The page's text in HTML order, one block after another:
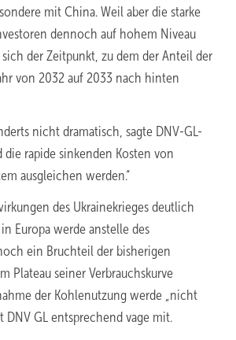
mit China. Weil aber die starke
dennoch auf hohem Niveau
der Zeitpunkt, zu dem der Anteil der
von 2032 auf 2033 nach hinten
nicht dramatisch, sagte DNV-GL-
die rapide sinkenden Kosten von
ausgleichen werden.“
des Ukrainekrieges deutlich
Europa werde anstelle des
ein Bruchteil der bisherigen
Plateau seiner Verbrauchskurve
der Kohlenutzung werde „nicht
DNV GL entsprechend vage mit.